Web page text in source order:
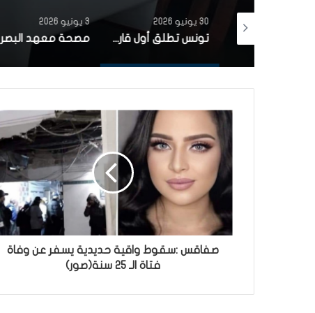
30 يونيو 2026
تونس تطلق أول قارب صيد كهربائي يعمل بالطاقة الشمسية في المتوسط
3 يونيو 2026
صفاقس :سقوط واقية حديدية يسفر عن وفاة
فتاة الـ 25 سنة(صور)